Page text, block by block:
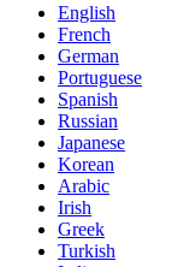
English
French
German
Portuguese
Spanish
Russian
Japanese
Korean
Arabic
Irish
Greek
Turkish